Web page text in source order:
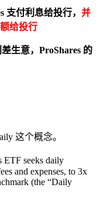
支付利息给投行， 并
给投行
生意，ProShares 的
这个概念。
seeks daily
and expenses, to 3x
(the “Daily